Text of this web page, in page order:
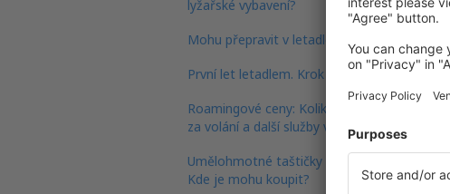
lyžařské vybavení?
Mohu přepravit v letadle květiny?
První let letadlem. Krok za krokem
Roamingové ceny: Kolik zaplatíme
za volání a další služby v zahraničí?
Umělohmotné taštičky do letadla.
Kde je mohu koupit?